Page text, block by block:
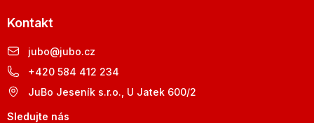
Kontakt
jubo@jubo.cz
+420 584 412 234
JuBo Jeseník s.r.o., U Jatek 600/2
Sledujte nás